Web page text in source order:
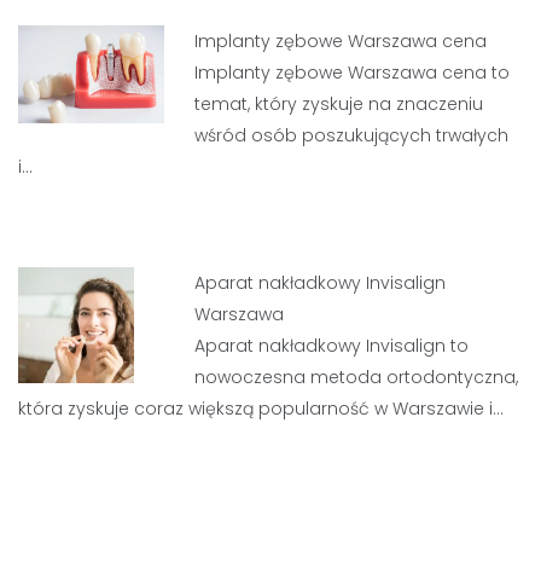
Implanty zębowe Warszawa cena
Implanty zębowe Warszawa cena to
temat, który zyskuje na znaczeniu
wśród osób poszukujących trwałych
i…
Aparat nakładkowy Invisalign
Warszawa
Aparat nakładkowy Invisalign to
nowoczesna metoda ortodontyczna,
która zyskuje coraz większą popularność w Warszawie i…